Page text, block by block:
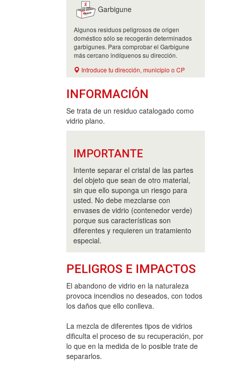
Garbigune
Algunos residuos peligrosos de origen
doméstico sólo se recogerán determinados
garbigunes. Para comprobar el Garbigune
más cercano indíquenos su dirección.
Introduce tu dirección, municipio o CP
INFORMACIÓN
Se trata de un residuo catalogado como
vidrio plano.
IMPORTANTE
Intente separar el cristal de las partes
del objeto que sean de otro material,
sin que ello suponga un riesgo para
usted. No debe mezclarse con
envases de vidrio (contenedor verde)
porque sus características son
diferentes y requieren un tratamiento
especial.
PELIGROS E IMPACTOS
El abandono de vidrio en la naturaleza
provoca incendios no deseados, con todos
los daños que ello conlleva.
La mezcla de diferentes tipos de vidrios
dificulta el proceso de su recuperación, por
lo que en la medida de lo posible trate de
separarlos.